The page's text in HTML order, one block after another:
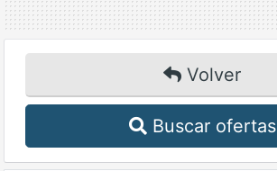
Volver
Buscar ofertas